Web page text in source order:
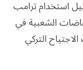
استخدام ترامب
الشعبية في
التركي